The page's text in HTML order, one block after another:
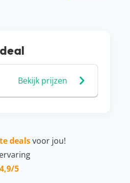
Bekijk prijzen
dealsvoor jou!
4,9/5